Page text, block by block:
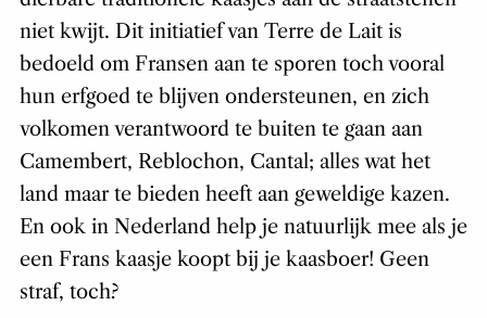
niet kwijt. Dit initiatief van Terre de Lait is
bedoeld om Fransen aan te sporen toch vooral
hun erfgoed te blijven ondersteunen, en zich
volkomen verantwoord te buiten te gaan aan
Camembert, Reblochon, Cantal; alles wat het
land maar te bieden heeft aan geweldige kazen.
En ook in Nederland help je natuurlijk mee als je
een Frans kaasje koopt bij je kaasboer! Geen
straf, toch?